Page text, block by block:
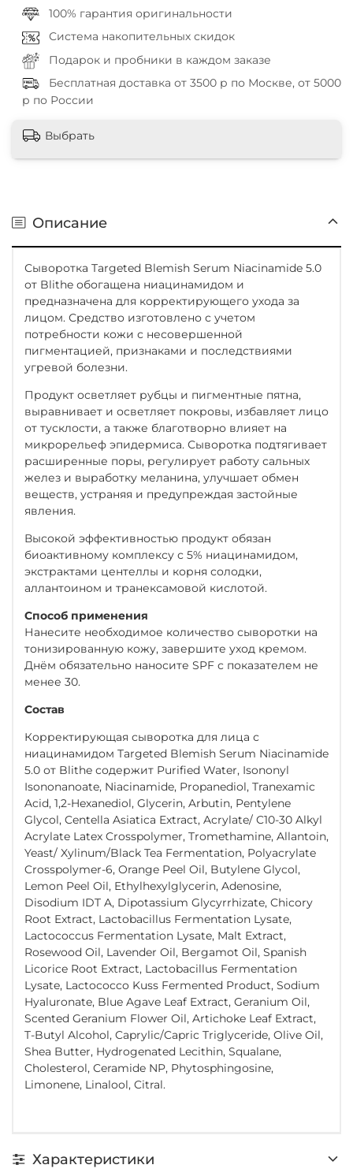
100% гарантия оригинальности
Система накопительных скидок
Подарок и пробники в каждом заказе
Бесплатная доставка от 3500 р по Москве, от 5000
р по России
Выбрать
Описание
Сыворотка Targeted Blemish Serum Niacinamide 5.0
от Blithe обогащена ниацинамидом и
предназначена для корректирующего ухода за
лицом. Средство изготовлено с учетом
потребности кожи с несовершенной
пигментацией, признаками и последствиями
угревой болезни.
Продукт осветляет рубцы и пигментные пятна,
выравнивает и осветляет покровы, избавляет лицо
от тусклости, а также благотворно влияет на
микрорельеф эпидермиса. Сыворотка подтягивает
расширенные поры, регулирует работу сальных
желез и выработку меланина, улучшает обмен
веществ, устраняя и предупреждая застойные
явления.
Высокой эффективностью продукт обязан
биоактивному комплексу с 5% ниацинамидом,
экстрактами центеллы и корня солодки,
аллантоином и транексамовой кислотой.
Способ применения
Нанесите необходимое количество сыворотки на
тонизированную кожу, завершите уход кремом.
Днём обязательно наносите SPF с показателем не
менее 30.
Состав
Корректирующая сыворотка для лица с
ниацинамидом Targeted Blemish Serum Niacinamide
5.0 от Blithe содержит Purified Water, Isononyl
Isononanoate, Niacinamide, Propanediol, Tranexamic
Acid, 1,2-Hexanediol, Glycerin, Arbutin, Pentylene
Glycol, Centella Asiatica Extract, Acrylate/ C10-30 Alkyl
Acrylate Latex Crosspolymer, Tromethamine, Allantoin,
Yeast/ Xylinum/Black Tea Fermentation, Polyacrylate
Crosspolymer-6, Orange Peel Oil, Butylene Glycol,
Lemon Peel Oil, Ethylhexylglycerin, Adenosine,
Disodium IDT A, Dipotassium Glycyrrhizate, Chicory
Root Extract, Lactobacillus Fermentation Lysate,
Lactococcus Fermentation Lysate, Malt Extract,
Rosewood Oil, Lavender Oil, Bergamot Oil, Spanish
Licorice Root Extract, Lactobacillus Fermentation
Lysate, Lactococco Kuss Fermented Product, Sodium
Hyaluronate, Blue Agave Leaf Extract, Geranium Oil,
Scented Geranium Flower Oil, Artichoke Leaf Extract,
T-Butyl Alcohol, Caprylic/Capric Triglyceride, Olive Oil,
Shea Butter, Hydrogenated Lecithin, Squalane,
Cholesterol, Ceramide NP, Phytosphingosine,
Limonene, Linalool, Citral.
Характеристики